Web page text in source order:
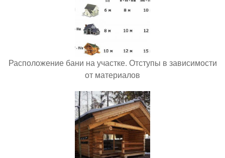
Расположение бани на участке. Отступы в зависимости
от материалов